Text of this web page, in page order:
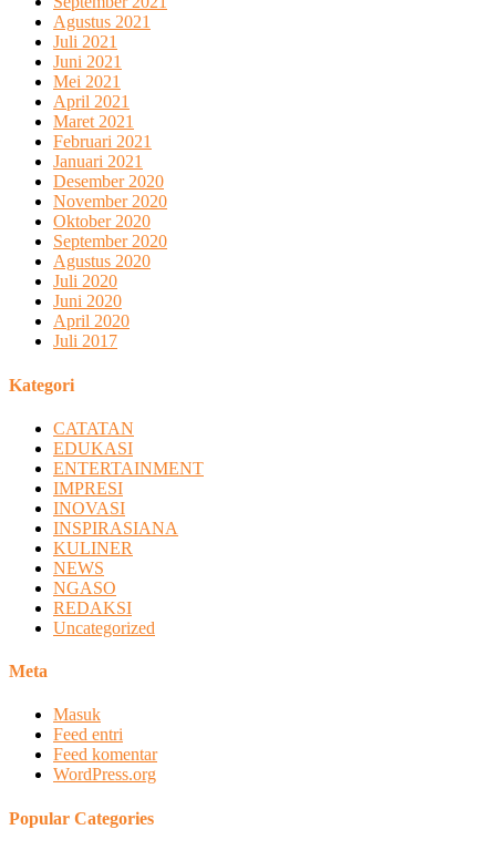
Agustus 2021
Juli 2021
Juni 2021
Mei 2021
April 2021
Maret 2021
Februari 2021
Januari 2021
Desember 2020
November 2020
Oktober 2020
September 2020
Agustus 2020
Juli 2020
Juni 2020
April 2020
Juli 2017
Kategori
CATATAN
EDUKASI
ENTERTAINMENT
IMPRESI
INOVASI
INSPIRASIANA
KULINER
NEWS
NGASO
REDAKSI
Uncategorized
Meta
Masuk
Feed entri
Feed komentar
WordPress.org
Popular Categories